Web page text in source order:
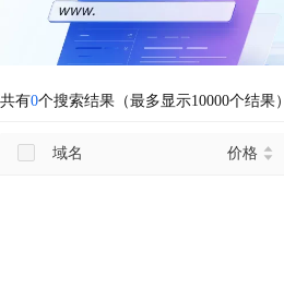
共有0个搜索结果（最多显示10000个结果）
域名 价格